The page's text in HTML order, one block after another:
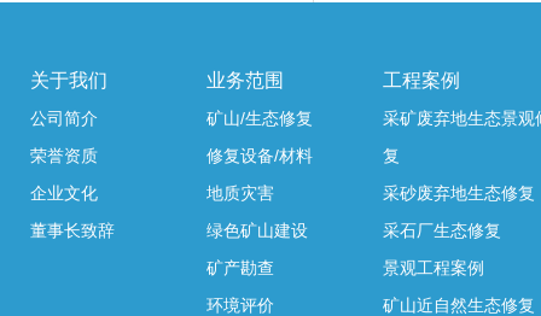
关于我们
公司简介
荣誉资质
企业文化
董事长致辞
业务范围
矿山/生态修复
修复设备/材料
地质灾害
绿色矿山建设
矿产勘查
环境评价
工程案例
采矿废弃地生态景观
复
采砂废弃地生态修复
采石厂生态修复
景观工程案例
矿山近自然生态修复